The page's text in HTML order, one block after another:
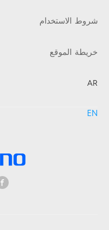
شروط الاستخدام
خريطة الموقع
AR
EN